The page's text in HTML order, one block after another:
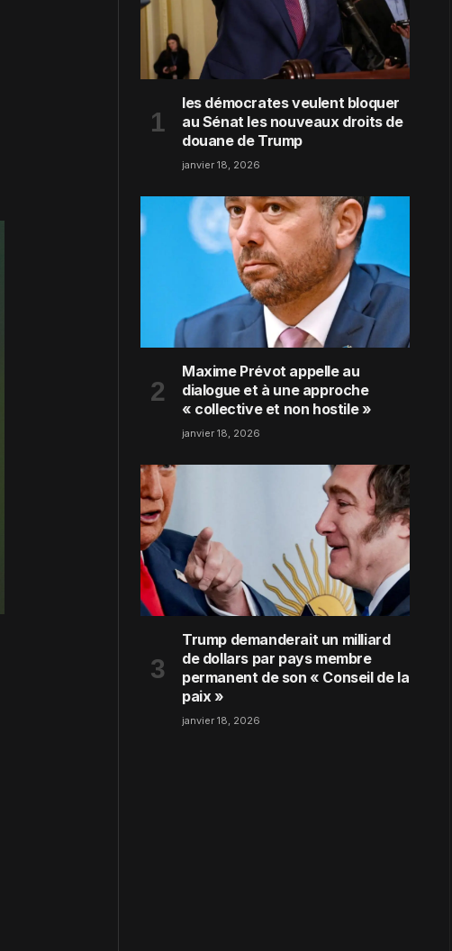
les démocrates veulent bloquer
au Sénat les nouveaux droits de
douane de Trump
janvier 18, 2026
Maxime Prévot appelle au
dialogue et à une approche
« collective et non hostile »
janvier 18, 2026
Trump demanderait un milliard
de dollars par pays membre
permanent de son « Conseil de la
paix »
janvier 18, 2026